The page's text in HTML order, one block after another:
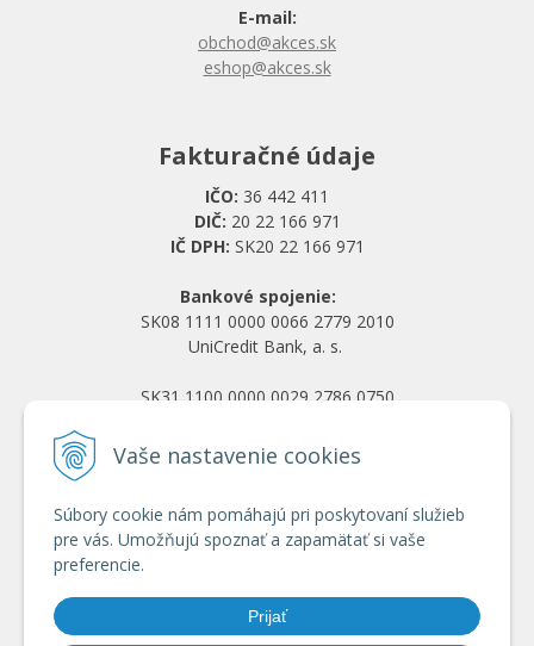
Vaše nastavenie cookies
Súbory cookie nám pomáhajú pri poskytovaní služieb
pre vás. Umožňujú spoznať a zapamätať si vaše
preferencie.
Prijať
E-mail:
obchod@akces.sk
eshop@akces.sk
Fakturačné údaje
IČO: 36 442 411
DIČ: 20 22 166 971
IČ DPH: SK20 22 166 971
Bankové spojenie:
SK08 1111 0000 0066 2779 2010
UniCredit Bank, a. s.
SK31 1100 0000 0029 2786 0750
Obchodné podmienky
Ochrana osobných údajov
Doprava a platba
Registrácia veľkoobchod